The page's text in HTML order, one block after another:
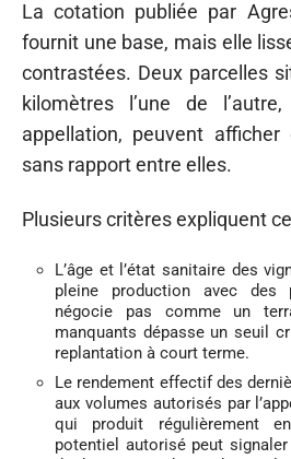
La cotation publiée par
fournit une base, mais elle
contrastées. Deux parcelles
kilomètres l’une de
appellation, peuvent afficher
sans rapport entre elles.
Plusieurs critères expliquent
L’âge et l’état sanitaire des
pleine production avec
négocie pas comme un
manquants dépasse un seuil
replantation à court terme.
Le rendement effectif des
aux volumes autorisés par
qui produit régulièrement
potentiel autorisé peut